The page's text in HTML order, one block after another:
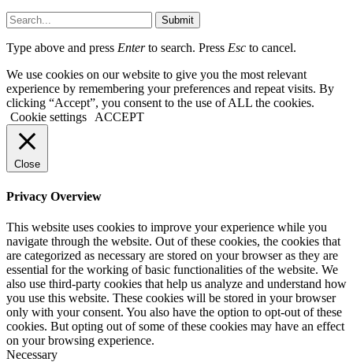
Submit
Type above and press Enterto search. Press Esc to cancel.
We use cookies on our website to give you the most relevant
experience by remembering your preferences and repeat visits. By
clicking “Accept”, you consent to the use of ALL the cookies.
Cookie settings
ACCEPT
Close
Privacy Overview
This website uses cookies to improve your experience while you
navigate through the website. Out of these cookies, the cookies that
are categorized as necessary are stored on your browser as they are
essential for the working of basic functionalities of the website. We
also use third-party cookies that help us analyze and understand how
you use this website. These cookies will be stored in your browser
only with your consent. You also have the option to opt-out of these
cookies. But opting out of some of these cookies may have an effect
on your browsing experience.
Necessary